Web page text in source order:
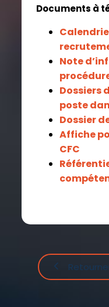
Documents à
Note
Dossiers
poste
Dossier
Affiche
CFC